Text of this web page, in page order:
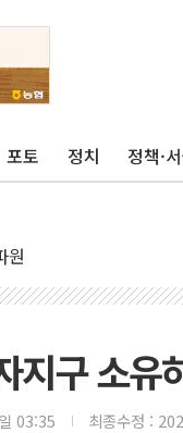
포토 정치 정책·
원
지구 소
03:35 최종수정 :